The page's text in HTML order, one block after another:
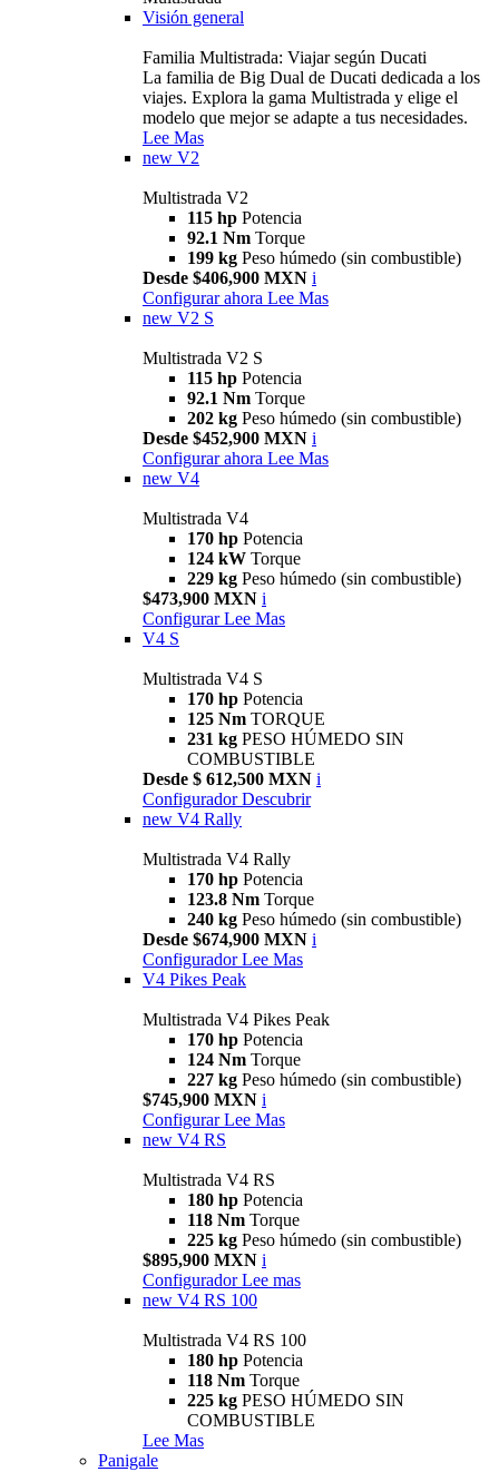
Visión general
Familia Multistrada: Viajar según Ducati
La familia de Big Dual de Ducati dedicada a los
viajes. Explora la gama Multistrada y elige el
modelo que mejor se adapte a tus necesidades.
Lee Mas
new V2
Multistrada V2
115 hp Potencia
92.1 Nm Torque
199 kg Peso húmedo (sin combustible)
Desde $406,900 MXN i
Configurar ahora Lee Mas
new V2 S
Multistrada V2 S
115 hp Potencia
92.1 Nm Torque
202 kg Peso húmedo (sin combustible)
Desde $452,900 MXN i
Configurar ahora Lee Mas
new V4
Multistrada V4
170 hp Potencia
124 kW Torque
229 kg Peso húmedo (sin combustible)
$473,900 MXN i
Configurar Lee Mas
V4 S
Multistrada V4 S
170 hp Potencia
125 Nm TORQUE
231 kg PESO HÚMEDO SIN
COMBUSTIBLE
Desde $ 612,500 MXN i
Configurador Descubrir
new V4 Rally
Multistrada V4 Rally
170 hp Potencia
123.8 Nm Torque
240 kg Peso húmedo (sin combustible)
Desde $674,900 MXN i
Configurador Lee Mas
V4 Pikes Peak
Multistrada V4 Pikes Peak
170 hp Potencia
124 Nm Torque
227 kg Peso húmedo (sin combustible)
$745,900 MXN i
Configurar Lee Mas
new V4 RS
Multistrada V4 RS
180 hp Potencia
118 Nm Torque
225 kg Peso húmedo (sin combustible)
$895,900 MXN i
Configurador Lee mas
new V4 RS 100
Multistrada V4 RS 100
180 hp Potencia
118 Nm Torque
225 kg PESO HÚMEDO SIN
COMBUSTIBLE
Lee Mas
Panigale